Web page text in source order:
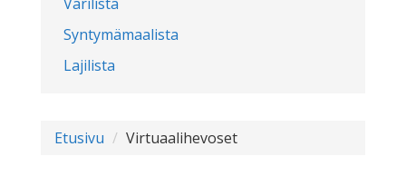
Syntymämaalista
Lajilista
Etusivu Virtuaalihevoset